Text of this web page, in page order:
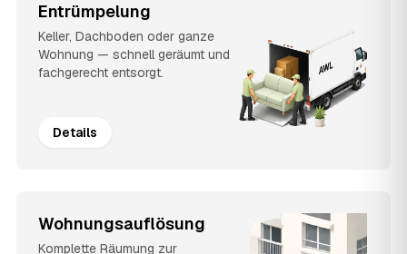
Entrümpelung
Keller, Dachboden oder ganze
Wohnung — schnell geräumt und
fachgerecht entsorgt.
Details
Wohnungsauflösung
Komplette Räumung zur